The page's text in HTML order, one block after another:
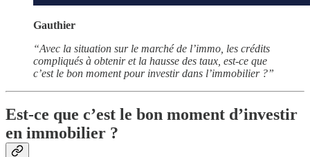
Gauthier
“Avec la situation sur le marché de l’immo, les crédits
compliqués à obtenir et la hausse des taux, est-ce que
c’est le bon moment pour investir dans l’immobilier ?”
Est-ce que c’est le bon moment d’investir
en immobilier ?